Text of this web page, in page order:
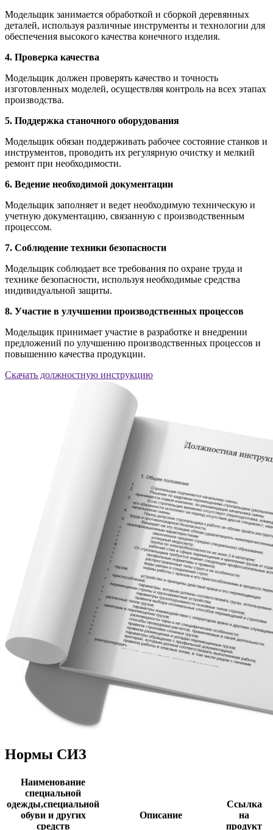
Модельщик занимается обработкой и сборкой деревянных
деталей, используя различные инструменты и технологии для
обеспечения высокого качества конечного изделия.
4. Проверка качества
Модельщик должен проверять качество и точность
изготовленных моделей, осуществляя контроль на всех этапах
производства.
5. Поддержка станочного оборудования
Модельщик обязан поддерживать рабочее состояние станков и
инструментов, проводить их регулярную очистку и мелкий
ремонт при необходимости.
6. Ведение необходимой документации
Модельщик заполняет и ведет необходимую техническую и
учетную документацию, связанную с производственным
процессом.
7. Соблюдение техники безопасности
Модельщик соблюдает все требования по охране труда и
технике безопасности, используя необходимые средства
индивидуальной защиты.
8. Участие в улучшении производственных процессов
Модельщик принимает участие в разработке и внедрении
предложений по улучшению производственных процессов и
повышению качества продукции.
Скачать должностную инструкцию
Нормы СИЗ
Наименование
специальной
одежды,специальной
обуви и других
средств
Описание
Ссылка
на
продукт